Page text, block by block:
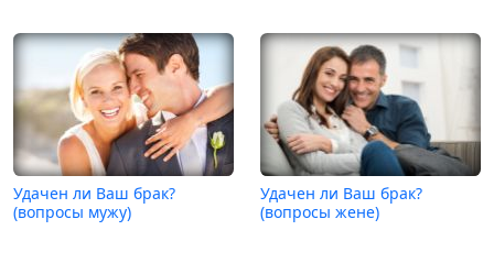
Удачен ли Ваш брак?
(вопросы мужу)
Удачен ли Ваш брак?
(вопросы жене)